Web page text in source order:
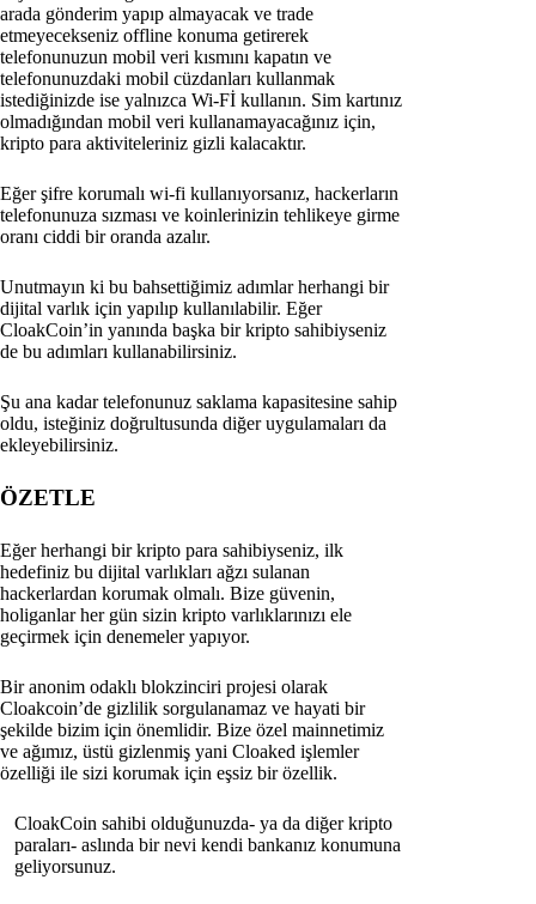
arada gönderim yapıp almayacak ve trade
etmeyecekseniz offline konuma getirerek
telefonunuzun mobil veri kısmını kapatın ve
telefonunuzdaki mobil cüzdanları kullanmak
istediğinizde ise yalnızca Wi-Fİ kullanın. Sim kartınız
olmadığından mobil veri kullanamayacağınız için,
kripto para aktiviteleriniz gizli kalacaktır.
Eğer şifre korumalı wi-fi kullanıyorsanız, hackerların
telefonunuza sızması ve koinlerinizin tehlikeye girme
oranı ciddi bir oranda azalır.
Unutmayın ki bu bahsettiğimiz adımlar herhangi bir
dijital varlık için yapılıp kullanılabilir. Eğer
CloakCoin’in yanında başka bir kripto sahibiyseniz
de bu adımları kullanabilirsiniz.
Şu ana kadar telefonunuz saklama kapasitesine sahip
oldu, isteğiniz doğrultusunda diğer uygulamaları da
ekleyebilirsiniz.
ÖZETLE
Eğer herhangi bir kripto para sahibiyseniz, ilk
hedefiniz bu dijital varlıkları ağzı sulanan
hackerlardan korumak olmalı. Bize güvenin,
holiganlar her gün sizin kripto varlıklarınızı ele
geçirmek için denemeler yapıyor.
Bir anonim odaklı blokzinciri projesi olarak
Cloakcoin’de gizlilik sorgulanamaz ve hayati bir
şekilde bizim için önemlidir. Bize özel mainnetimiz
ve ağımız, üstü gizlenmiş yani Cloaked işlemler
özelliği ile sizi korumak için eşsiz bir özellik.
CloakCoin sahibi olduğunuzda- ya da diğer kripto
paraları- aslında bir nevi kendi bankanız konumuna
geliyorsunuz.